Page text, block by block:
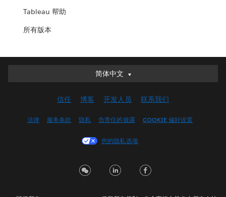
Tableau 帮助
所有版本
简体中文
简体中文
English (UK)
Français (Canada)
Italiano
信任 博客 开发人员 联系我们
法律 服务条款 隐私 负责任的披露 COOKIE 偏好设置
您的隐私选项